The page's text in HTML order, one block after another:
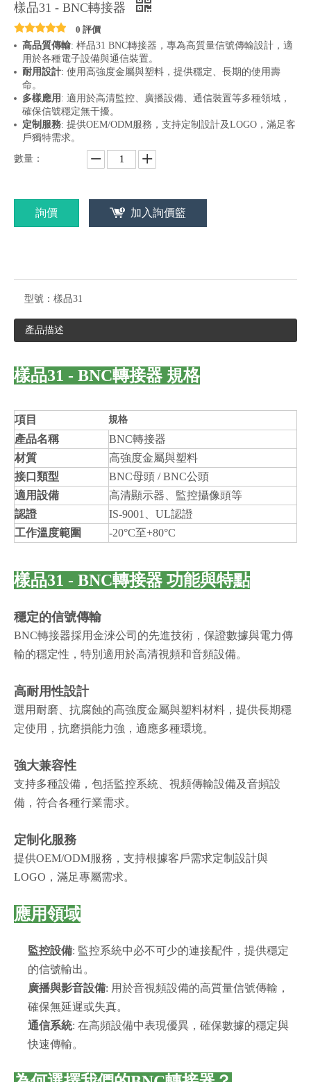
樣品31 - BNC轉接器
0 評價
高品質傳輸: 样品31 BNC轉接器，專為高質量信號傳輸設計，適
用於各種電子設備與通信裝置。
耐用設計: 使用高強度金屬與塑料，提供穩定、長期的使用壽
命。
多樣應用 : 適用於高清監控、廣播設備、通信裝置等多種領域，
確保信號穩定無干擾。
定制服務: 提供OEM/ODM服務，支持定制設計及LOGO，滿足客
戶獨特需求。
數量：
詢價 加入詢價籃
型號： 樣品31
產品描述
樣品31 - BNC轉接器 規格
項目 規格
產品名稱
BNC轉接器
材質
高強度金屬與塑料
接口類型
BNC母頭 / BNC公頭
適用設備
高清顯示器、監控攝像頭等
認證
IS-9001、UL認證
工作溫度範圍
-20°C至+80°C
樣品31 - BNC轉接器 功能與特點
穩定的信號傳輸
BNC轉接器採用金淶公司的先進技術，保證數據與電力傳
輸的穩定性，特別適用於高清視頻和音頻設備。
高耐用性設計
選用耐磨、抗腐蝕的高強度金屬與塑料材料，提供長期穩
定使用，抗磨損能力強，適應多種環境。
強大兼容性
支持多種設備，包括監控系統、視頻傳輸設備及音頻設
備，符合各種行業需求。
定制化服務
提供OEM/ODM服務，支持根據客戶需求定制設計與
LOGO，滿足專屬需求。
應用領域
監控設備: 監控系統中必不可少的連接配件，提供穩定
的信號輸出。
廣播與影音設備: 用於音視頻設備的高質量信號傳輸，
確保無延遲或失真。
通信系統: 在高頻設備中表現優異，確保數據的穩定與
快速傳輸。